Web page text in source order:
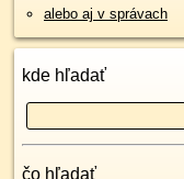
alebo aj v správach
kde hľadať
čo hľadať